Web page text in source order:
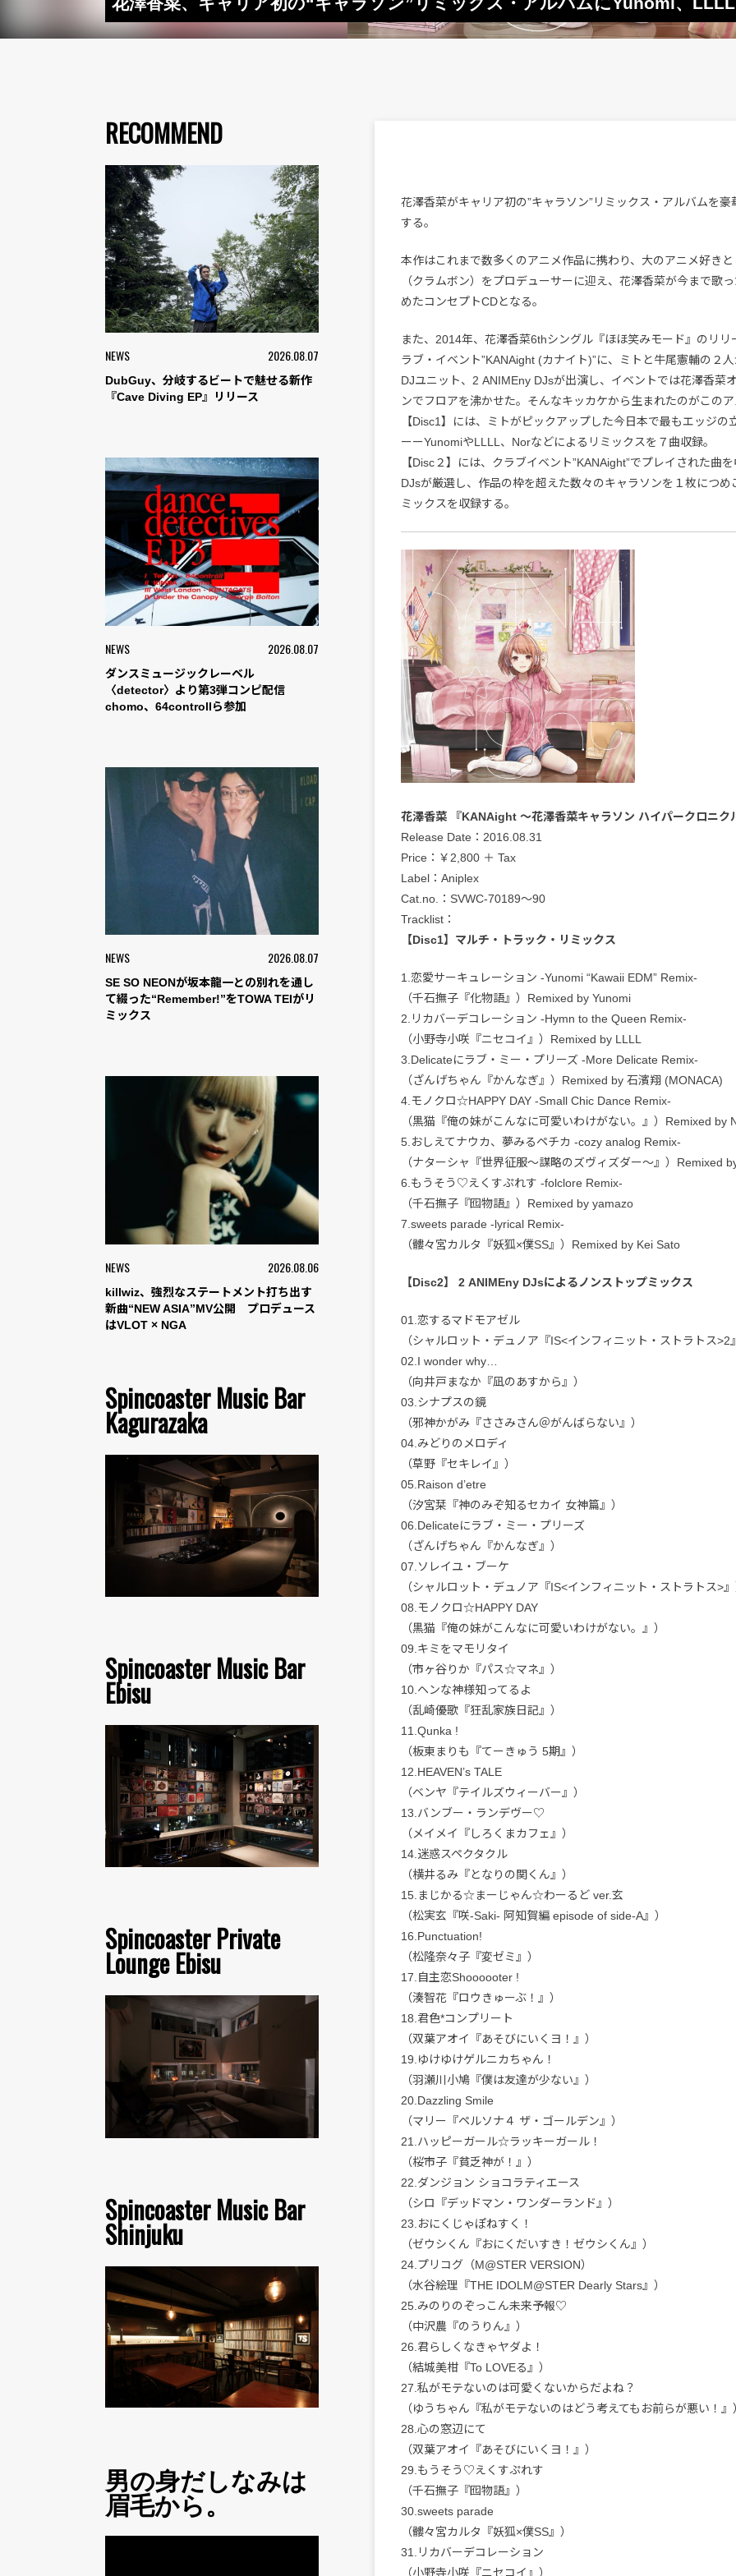
RECOMMEND
NEWS 2026.08.07
DubGuy、分岐するビートで魅せる新作
『Cave Diving EP』リリース
NEWS 2026.08.07
ダンスミュージックレーベル
〈detector〉より第3弾コンピ配信
chomo、64controllら参加
NEWS 2026.08.07
SE SO NEONが坂本龍一との別れを通し
て綴った“Remember!”をTOWA TEIがリ
ミックス
NEWS 2026.08.06
killwiz、強烈なステートメント打ち出す
新曲“NEW ASIA”MV公開 プロデュース
はVLOT × NGA
Spincoaster Music Bar
Kagurazaka
Spincoaster Music Bar
Ebisu
Spincoaster Private
Lounge Ebisu
Spincoaster Music Bar
Shinjuku
男の身だしなみは
眉毛から。
花澤香菜がキャリア初の”キャラソン”リミックス・アルバムを豪
する。
本作はこれまで数多くのアニメ作品に携わり、大のアニメ好き
（クラムボン）をプロデューサーに迎え、花澤香菜が今まで歌
めたコンセプトCDとなる。
また、2014年、花澤香菜6thシングル『ほほ笑みモード』のリリ
ラブ・イベント”KANAight (カナイト)”に、ミトと牛尾憲輔の２
DJユニット、2 ANIMEny DJsが出演し、イベントでは花澤香菜
ンでフロアを沸かせた。そんなキッカケから生まれたのがこの
【Disc1】には、ミトがピックアップした今日本で最もエッジの
ーーYunomiやLLLL、Norなどによるリミックスを７曲収録。
【Disc２】には、クラブイベント”KANAight”でプレイされた曲
DJsが厳選し、作品の枠を超えた数々のキャラソンを１枚につめ
ミックスを収録する。
花澤香菜 『KANAight ～花澤香菜キャラソン ハイパークロニク
Release Date：2016.08.31
Price：￥2,800 ＋ Tax
Label：Aniplex
Cat.no.：SVWC-70189～90
Tracklist：
【Disc1】マルチ・トラック・リミックス
1.恋愛サーキュレーション -Yunomi “Kawaii EDM” Remix-
（千石撫子『化物語』）Remixed by Yunomi
2.リカバーデコレーション -Hymn to the Queen Remix-
（小野寺小咲『ニセコイ』）Remixed by LLLL
3.Delicateにラブ・ミー・プリーズ -More Delicate Remix-
（ざんげちゃん『かんなぎ』）Remixed by 石濱翔 (MONACA)
4.モノクロ☆HAPPY DAY -Small Chic Dance Remix-
（黒猫『俺の妹がこんなに可愛いわけがない。』）Remixed by
5.おしえてナウカ、夢みるペチカ -cozy analog Remix-
（ナターシャ『世界征服～謀略のズヴィズダー～』）Remixed
6.もうそう♡えくすぷれす -folclore Remix-
（千石撫子『囮物語』）Remixed by yamazo
7.sweets parade -lyrical Remix-
（髏々宮カルタ『妖狐×僕SS』）Remixed by Kei Sato
【Disc2】 2 ANIMEny DJsによるノンストップミックス
01.恋するマドモアゼル
（シャルロット・デュノア『IS<インフィニット・ストラトス>2
02.I wonder why…
（向井戸まなか『凪のあすから』）
03.シナプスの鏡
（邪神かがみ『ささみさん＠がんばらない』）
04.みどりのメロディ
（草野『セキレイ』）
05.Raison d’etre
（汐宮栞『神のみぞ知るセカイ 女神篇』）
06.Delicateにラブ・ミー・プリーズ
（ざんげちゃん『かんなぎ』）
07.ソレイユ・ブーケ
（シャルロット・デュノア『IS<インフィニット・ストラトス>
08.モノクロ☆HAPPY DAY
（黒猫『俺の妹がこんなに可愛いわけがない。』）
09.キミをマモリタイ
（市ヶ谷りか『パス☆マネ』）
10.ヘンな神様知ってるよ
（乱崎優歌『狂乱家族日記』）
11.Qunka !
（板東まりも『てーきゅう 5期』）
12.HEAVEN’s TALE
（ベンヤ『テイルズウィーバー』）
13.バンブー・ランデヴー♡
（メイメイ『しろくまカフェ』）
14.迷惑スペクタクル
（横井るみ『となりの関くん』）
15.まじかる☆まーじゃん☆わーるど ver.玄
（松実玄『咲-Saki- 阿知賀編 episode of side-A』）
16.Punctuation!
（松隆奈々子『変ゼミ』）
17.自主恋Shoooooter !
（湊智花『ロウきゅーぶ！』）
18.君色*コンプリート
（双葉アオイ『あそびにいくヨ！』）
19.ゆけゆけゲルニカちゃん！
（羽瀬川小鳩『僕は友達が少ない』）
20.Dazzling Smile
（マリー『ペルソナ４ ザ・ゴールデン』）
21.ハッピーガール☆ラッキーガール！
（桜市子『貧乏神が！』）
22.ダンジョン ショコラティエース
（シロ『デッドマン・ワンダーランド』）
23.おにくじゃぽねすく！
（ゼウシくん『おにくだいすき！ゼウシくん』）
24.プリコグ（M@STER VERSION）
（水谷絵理『THE IDOLM@STER Dearly Stars』）
25.みのりのぞっこん未来予報♡
（中沢農『のうりん』）
26.君らしくなきゃヤダよ！
（結城美柑『To LOVEる』）
27.私がモテないのは可愛くないからだよね？
（ゆうちゃん『私がモテないのはどう考えてもお前らが悪い！』
28.心の窓辺にて
（双葉アオイ『あそびにいくヨ！』）
29.もうそう♡えくすぷれす
（千石撫子『囮物語』）
30.sweets parade
（髏々宮カルタ『妖狐×僕SS』）
31.リカバーデコレーション
（小野寺小咲『ニセコイ』）